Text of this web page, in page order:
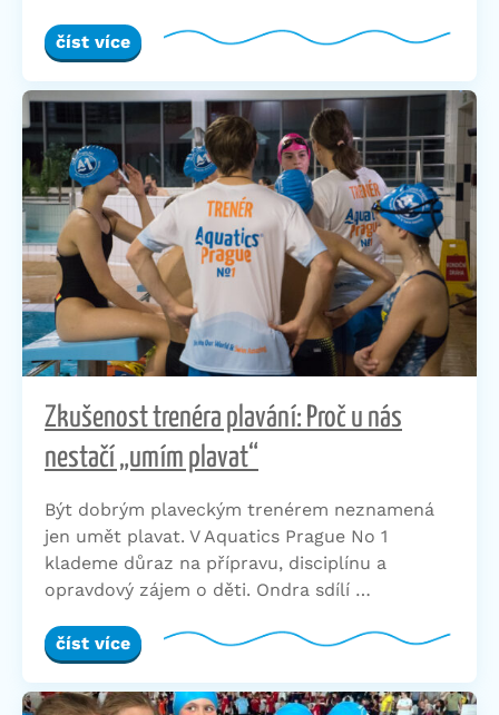
číst více
Zkušenost trenéra plavání: Proč u nás
nestačí „umím plavat“
Být dobrým plaveckým trenérem neznamená
jen umět plavat. V Aquatics Prague No 1
klademe důraz na přípravu, disciplínu a
opravdový zájem o děti. Ondra sdílí …
číst více